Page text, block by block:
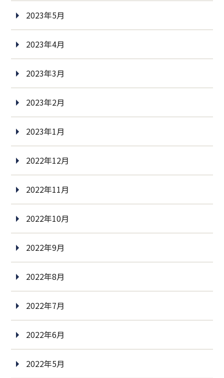
2023年5月
2023年4月
2023年3月
2023年2月
2023年1月
2022年12月
2022年11月
2022年10月
2022年9月
2022年8月
2022年7月
2022年6月
2022年5月